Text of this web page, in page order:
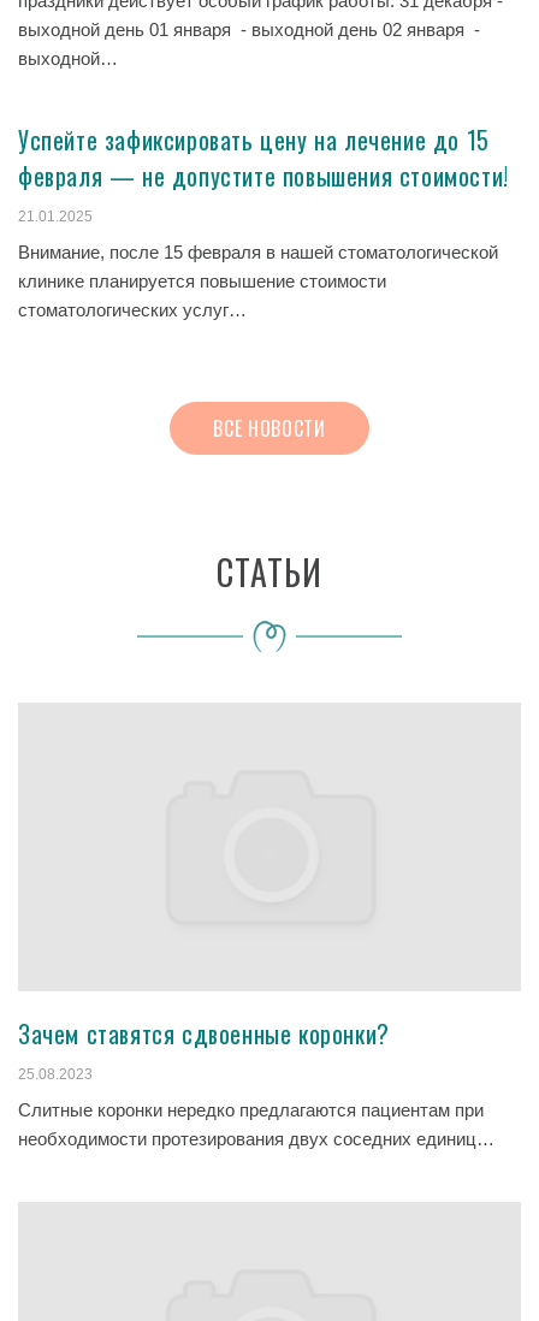
выходной день 01 января - выходной день 02 января -
выходной…
Успейте зафиксировать цену на лечение до 15
февраля — не допустите повышения стоимости!
21.01.2025
Внимание, после 15 февраля в нашей стоматологической
клинике планируется повышение стоимости
стоматологических услуг…
ВСЕ НОВОСТИ
СТАТЬИ
Зачем ставятся сдвоенные коронки?
25.08.2023
Слитные коронки нередко предлагаются пациентам при
необходимости протезирования двух соседних единиц…